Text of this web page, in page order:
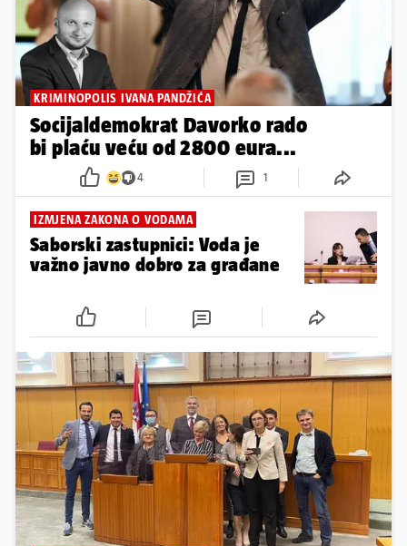
Preminuo je HDZ-ov saborski
zastupnik Hrvoje Šimić
KRIMINOPOLIS IVANA PANDŽIĆA
Socijaldemokrat Davorko rado
bi plaću veću od 2800 eura...
4
IZMJENA ZAKONA O VODAMA
Saborski zastupnici: Voda je
važno javno dobro za građane